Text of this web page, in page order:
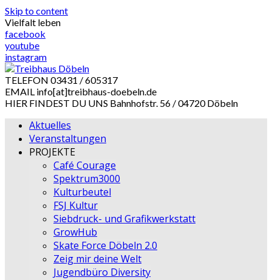
Skip to content
Vielfalt leben
facebook
youtube
instagram
TELEFON 03431 / 605317
EMAIL info[at]treibhaus-doebeln.de
HIER FINDEST DU UNS Bahnhofstr. 56 / 04720 Döbeln
Aktuelles
Veranstaltungen
PROJEKTE
Café Courage
Spektrum3000
Kulturbeutel
FSJ Kultur
Siebdruck- und Grafikwerkstatt
GrowHub
Skate Force Döbeln 2.0
Zeig mir deine Welt
Jugendbüro Diversity